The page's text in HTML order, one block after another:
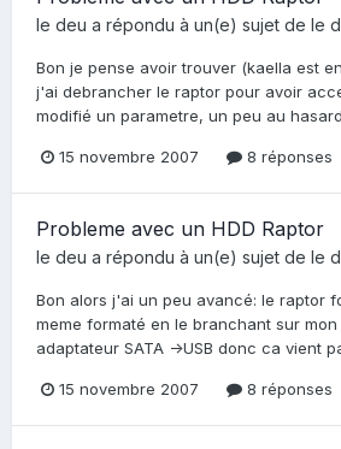
le deu a répondu à un(e) sujet de le
Bon je pense avoir trouver (kaella est
j'ai debrancher le raptor pour avoir
modifié un parametre, un peu au
15 novembre 2007 8 réponses
Probleme avec un HDD Raptor
le deu a répondu à un(e) sujet de le
Bon alors j'ai un peu avancé: le raptor
meme formaté en le branchant sur
adaptateur SATA ->USB donc ca vient
15 novembre 2007 8 réponses